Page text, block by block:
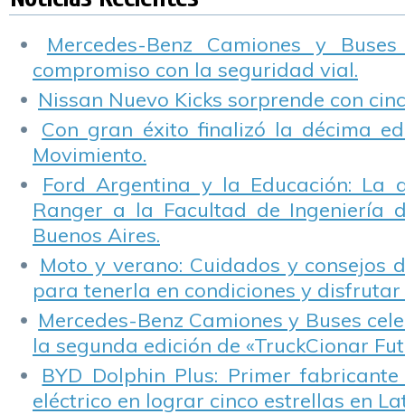
Mercedes-Benz Camiones y
compromiso con la seguridad vial.
Nissan Nuevo Kicks sorprende con
Con gran éxito finalizó la décima
Movimiento.
Ford Argentina y la Educación: La
Ranger a la Facultad de Ingeniería
Buenos Aires.
Moto y verano: Cuidados y consejos
para tenerla en condiciones y disfrutar
Mercedes-Benz Camiones y Buses
la segunda edición de «TruckCionar
BYD Dolphin Plus: Primer
eléctrico en lograr cinco estrellas en